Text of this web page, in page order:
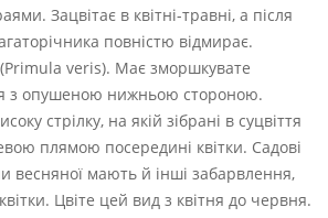
Зацвітає в квітні-травні, а після
повністю відмирає.
veris). Має зморшкувате
з опушеною нижньою стороною.
стрілку, на якій зібрані в суцвіття
плямою посередині квітки. Садові
весняної мають й інші забарвлення,
Цвіте цей вид з квітня до червня.